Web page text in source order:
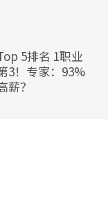
5排名 1职业
3！专家：93%
薪？